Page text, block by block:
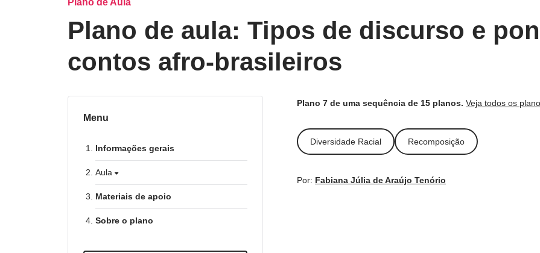
Plano de Aula
Plano de aula: Tipos de discurso e
contos afro-brasileiros
Menu
Informações gerais
Aula
Materiais de apoio
Sobre o plano
Plano 7 de uma sequência de 15 planos. Veja todos os
Diversidade Racial Recomposição
Por: Fabiana Júlia de Araújo Tenório